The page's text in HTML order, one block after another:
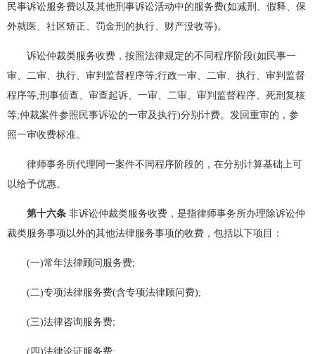
民事诉讼服务费以及其他刑事诉讼活动中的服务费(如减刑、假释、保
外就医、社区矫正、罚金刑的执行、财产没收等)。
诉讼仲裁类服务收费，按照法律规定的不同程序阶段(如民事一
审、二审、执行、审判监督程序等;行政一审、二审、执行、审判监督
程序等;刑事侦查、审查起诉、一审、二审、审判监督程序、死刑复核
等;仲裁案件参照民事诉讼的一审及执行)分别计费。发回重审的，参
照一审收费标准。
律师事务所代理同一案件不同程序阶段的，在分别计算基础上可
以给予优惠。
第十六条 非诉讼仲裁类服务收费，是指律师事务所办理除诉讼仲
裁类服务事项以外的其他法律服务事项的收费，包括以下项目：
(一)常年法律顾问服务费;
(二)专项法律服务费(含专项法律顾问费);
(三)法律咨询服务费;
(四)法律论证服务费;